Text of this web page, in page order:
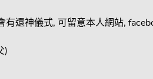
有還神儀式, 可留意本人網站,
)